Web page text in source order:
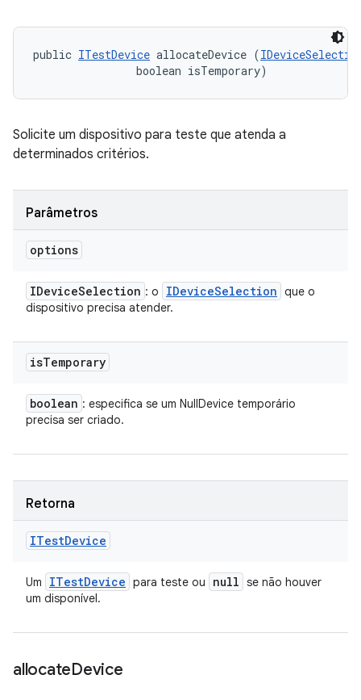
public ITestDevice allocateDevice (
                boolean isTemporary)
Solicite um dispositivo para teste que atenda a
determinados critérios.
Parâmetros
options
IDeviceSelection : o IDeviceSelection que o
dispositivo precisa atender.
isTemporary
boolean : especifica se um NullDevice temporário
precisa ser criado.
Retorna
ITestDevice
Um ITestDevice para teste ou null se não houver
um disponível.
allocateDevice